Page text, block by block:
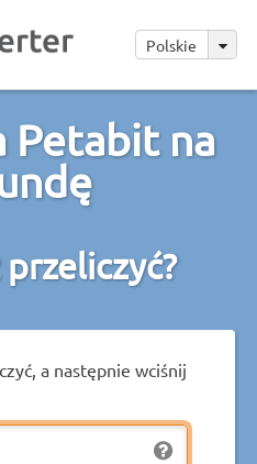
Polskie
Petabit na
przeliczyć?
a następnie wciśnij